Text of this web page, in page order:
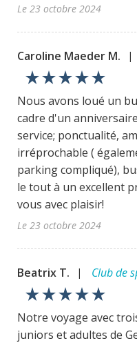
Le 23 octobre 2024
Caroline Maeder M. |
star_ratestar_ratestar_ratestar_ratestar_rate
Nous avons loué un
cadre d'un
service; ponctualité,
irréprochable (
parking compliqué),
le tout à un excellent
vous avec plaisir!
Le 23 octobre 2024
Beatrix T. | Club de
star_ratestar_ratestar_ratestar_ratestar_rate
Notre voyage avec
juniors et adultes de